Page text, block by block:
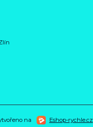
na Eshop-rychle.cz